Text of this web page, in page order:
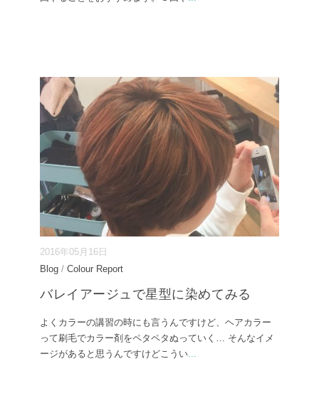
2016年05月16日
Blog / Colour Report
バレイアージュで星型に染めてみる
よくカラーの講習の時にも言うんですけど、ヘアカラー
って刷毛でカラー剤をペタペタぬっていく… そんなイメ
ージがあると思うんですけどこうい